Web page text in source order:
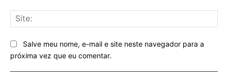
Salve meu nome, e-mail e site neste navegador para a
próxima vez que eu comentar.